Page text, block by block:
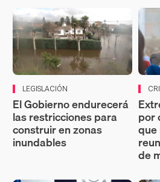
LEGISLACIÓN
El Gobierno endurecerá
las restricciones para
construir en zonas
inundables
por
que
de